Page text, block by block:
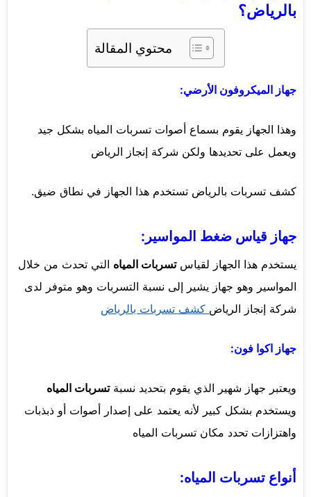
بالرياض؟
محتوي المقالة
جهاز الميكروفون الأرضي:
وهذا الجهاز يقوم بسماع أصوات تسربات المياه بشكل جيد
ويعمل على تحديدها ولكن شركة إنجاز الرياض
كشف تسربات بالرياض تستخدم هذا الجهاز في نطاق ضيق.
جهاز قياس ضغط المواسير:
يستخدم هذا الجهاز لقياستسربات المياه التي تحدث من خلال
المواسير وهو جهاز يشير إلى نسبة التسربات وهو متوفر لدى
شركة إنجاز الرياض كشف تسربات بالرياض
جهاز اكوا فون:
ويعتبر جهاز شهير الذي يقوم بتحديد نسبةتسربات المياه
ويستخدم بشكل كبير لأنه يعتمد على إصدار أصوات أو ذبذبات
واهتزازات تحدد مكان تسربات المياه
أنواع تسربات المياه: